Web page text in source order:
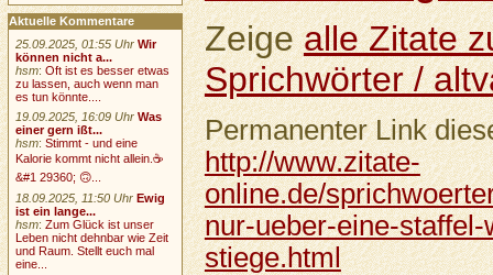
Zeigealle Zitate
Sprichwörter /
Permanenter Link
http://www.zitate-
online.de/
nur-ueber-eine-
stiege.html
Aktuelle Kommentare
25.09.2025, 01:55 Uhr Wir
können nicht a...
hsm:Oft ist es besser etwas
zu lassen, auch wenn man
es tun könnte....
19.09.2025, 16:09 Uhr Was
einer gern ißt...
hsm:Stimmt - und eine
Kalorie kommt nicht allein.☕
&#1 29360; 🙃...
18.09.2025, 11:50 Uhr Ewig
ist ein lange...
hsm:Zum Glück ist unser
Leben nicht dehnbar wie Zeit
und Raum. Stellt euch mal
eine...